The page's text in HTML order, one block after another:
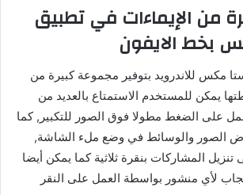
من الإيماءات في تطبيق
بخط الايفون
مكس للاندرويد بتوفير مجموعة كبيرة من
يمكن للمستخدم الاستمتاع بالعديد من
على الضغط مطولا فوق الصور للتكبير, كما
الصور والوسائط في وضع ملء الشاشة,
المشاركات بنقرة ثلاثية كما يمكن أيضا
لأي منشور بواسطة العمل على النقر